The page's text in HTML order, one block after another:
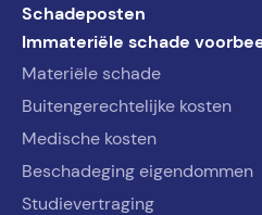
Schadeposten
Immateriële schade
Materiële schade
Buitengerechtelijke kosten
Medische kosten
Beschadeging eigendommen
Studievertraging